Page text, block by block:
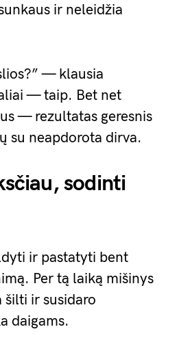
ir neleidžia
— klausia
— taip. Bet net
— rezultatas geresnis
su neapdorota dirva.
sodinti
ir pastatyti bent
Per tą laiką mišinys
šilti ir susidaro
daigams.